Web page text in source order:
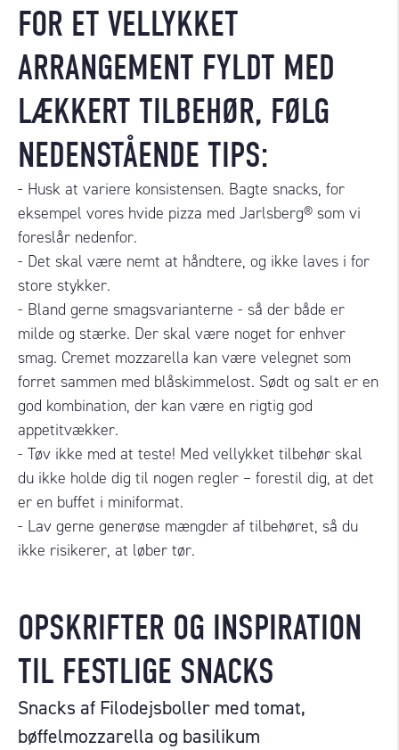
FOR ET VELLYKKET
ARRANGEMENT FYLDT MED
LÆKKERT TILBEHØR, FØLG
NEDENSTÅENDE TIPS:
- Husk at variere konsistensen. Bagte snacks, for
eksempel vores hvide pizza med Jarlsberg® som vi
foreslår nedenfor.
- Det skal være nemt at håndtere, og ikke laves i for
store stykker.
- Bland gerne smagsvarianterne - så der både er
milde og stærke. Der skal være noget for enhver
smag. Cremet mozzarella kan være velegnet som
forret sammen med blåskimmelost. Sødt og salt er en
god kombination, der kan være en rigtig god
appetitvækker.
- Tøv ikke med at teste! Med vellykket tilbehør skal
du ikke holde dig til nogen regler – forestil dig, at det
er en buffet i miniformat.
- Lav gerne generøse mængder af tilbehøret, så du
ikke risikerer, at løber tør.
OPSKRIFTER OG INSPIRATION
TIL FESTLIGE SNACKS
Snacks af Filodejsboller med tomat,
bøffelmozzarella og basilikum